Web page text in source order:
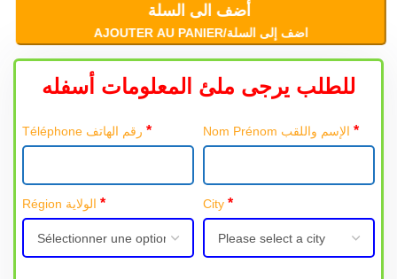
أضف الى السلة
AJOUTER AU PANIER/اضف إلى السلة
للطلب يرجى ملئ المعلومات أسفله
Téléphone رقم الهاتف* *
Région الولاية* City *